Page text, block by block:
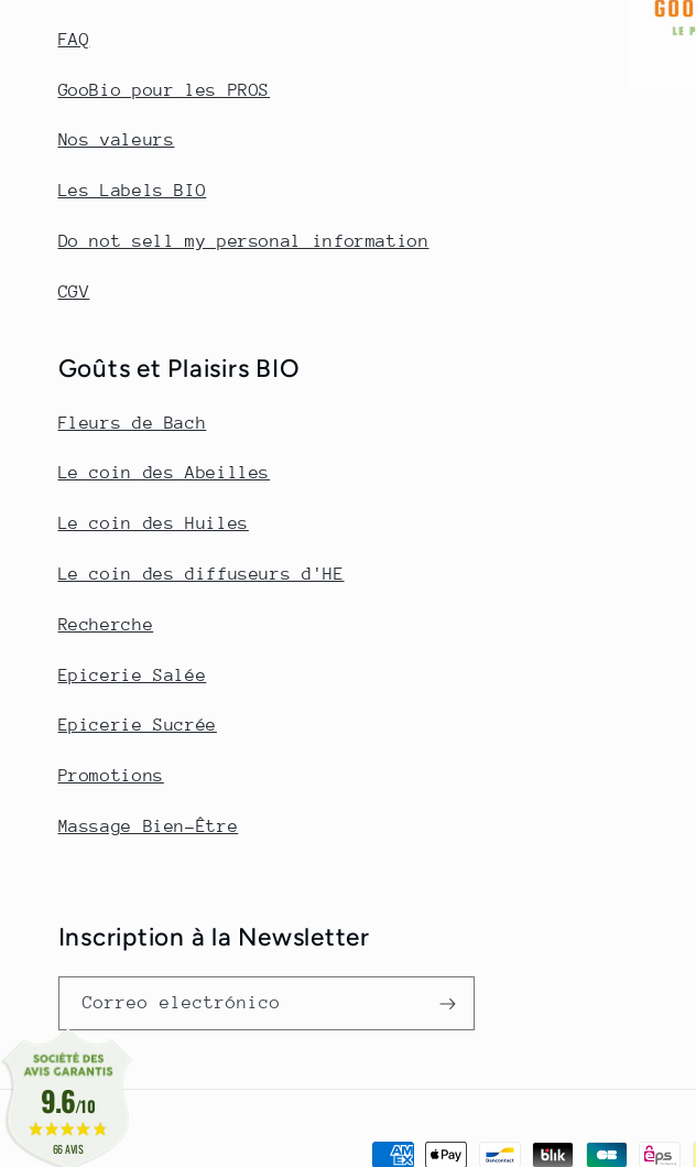
FAQ
GooBio pour les PROS
Nos valeurs
Les Labels BIO
Do not sell my personal information
CGV
Goûts et Plaisirs BIO
Fleurs de Bach
Le coin des Abeilles
Le coin des Huiles
Le coin des diffuseurs d'HE
Recherche
Epicerie Salée
Epicerie Sucrée
Promotions
Massage Bien-Être
Inscription à la Newsletter
Correo electrónico
Formas
9.6/10
66 AVIS